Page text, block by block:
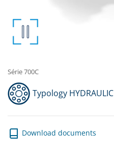
Série 700C
Typology HYDRAULIC
Download documents